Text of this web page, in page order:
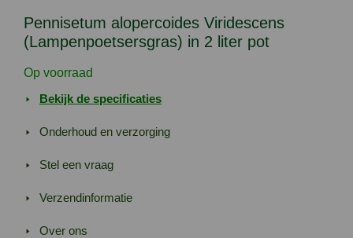
Pennisetum alopercoides Viridescens
(Lampenpoetsersgras) in 2 liter pot
Op voorraad
pot
aantal
Bekijk de specificaties
Onderhoud en verzorging
Stel een vraag
Verzendinformatie
Over ons